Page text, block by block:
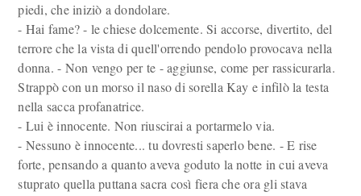
piedi, che iniziò a dondolare.
- Hai fame? - le chiese dolcemente. Si accorse, divertito, del
terrore che la vista di quell'orrendo pendolo provocava nella
donna. - Non vengo per te - aggiunse, come per rassicurarla.
Strappò con un morso il naso di sorella Kay e infilò la testa
nella sacca profanatrice.
- Lui è innocente. Non riuscirai a portarmelo via.
- Nessuno è innocente... tu dovresti saperlo bene. - E rise
forte, pensando a quanto aveva goduto la notte in cui aveva
stuprato quella puttana sacra così fiera che ora gli stava